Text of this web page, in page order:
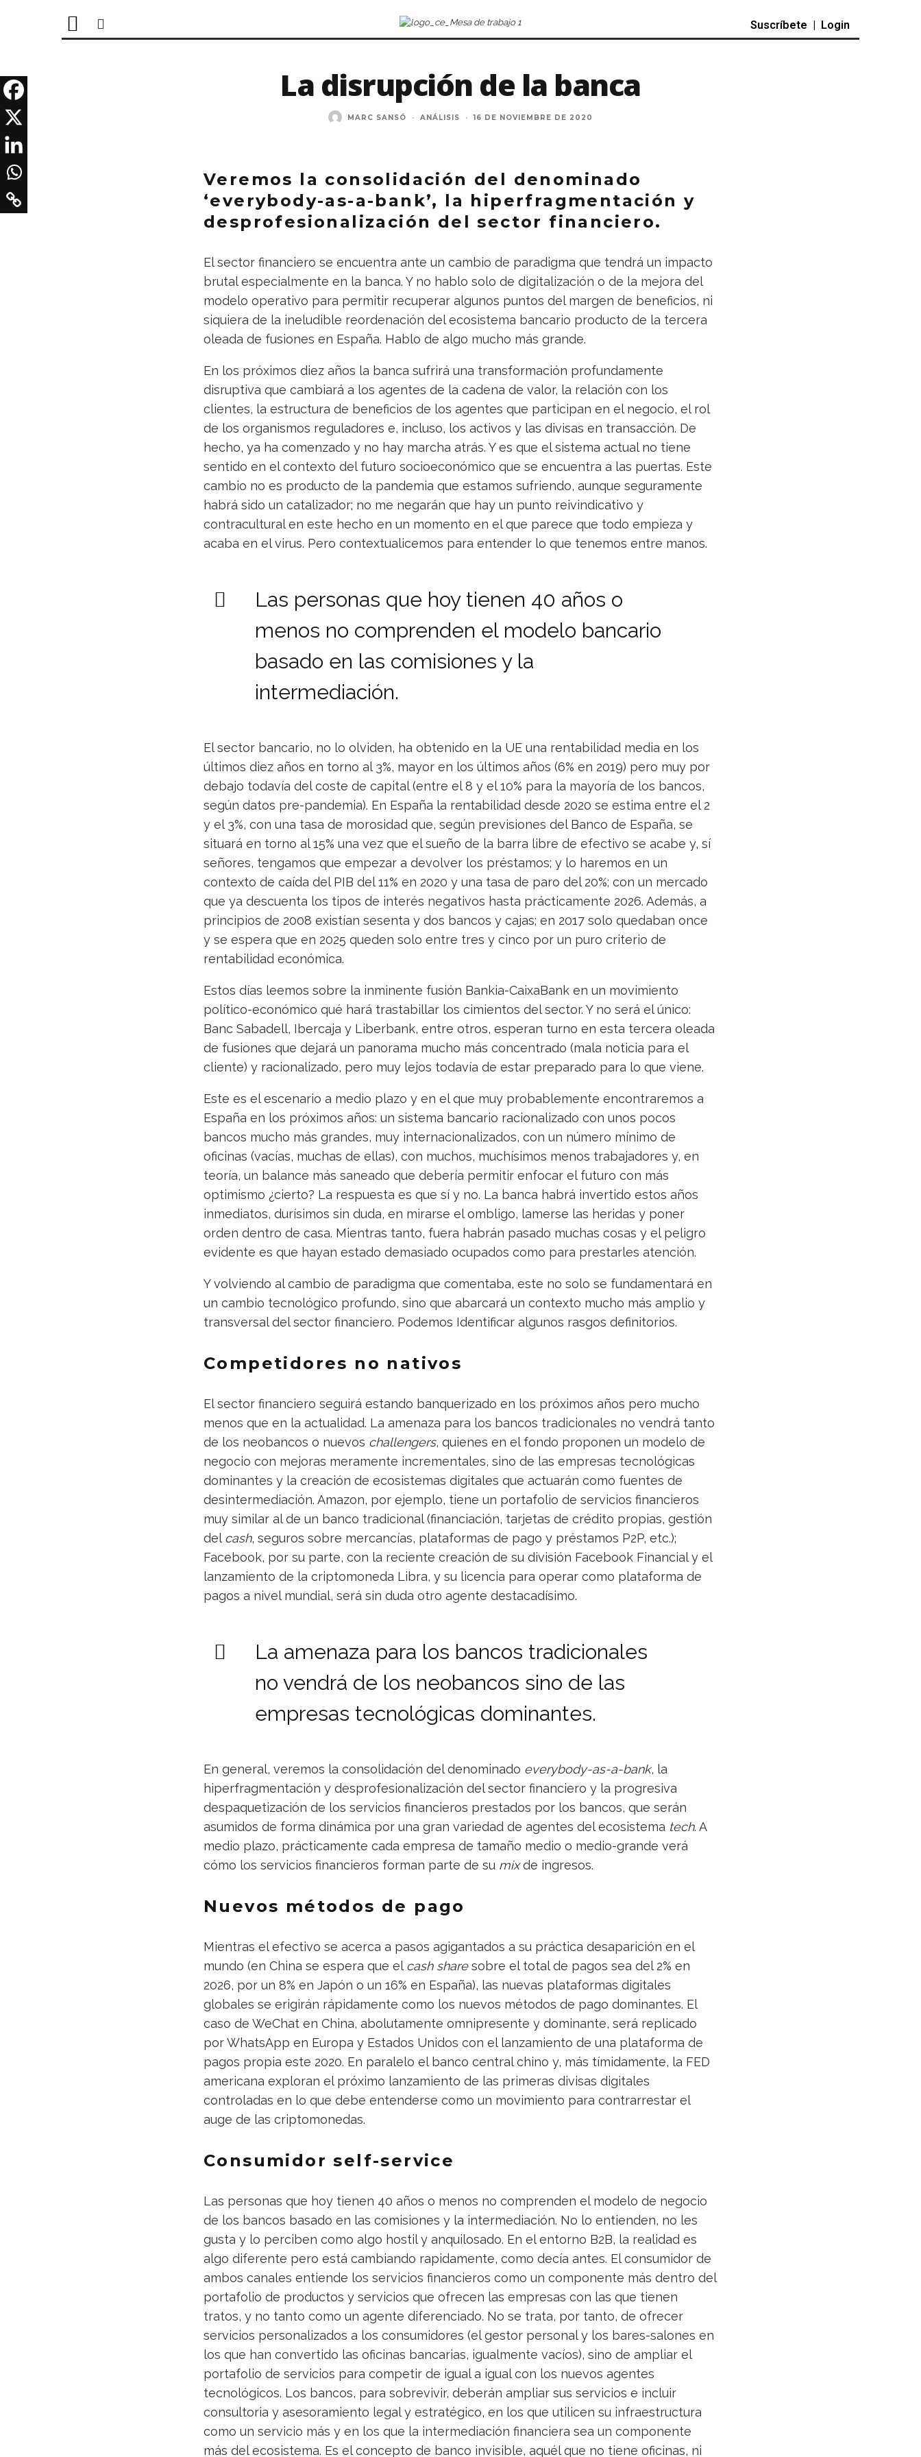
Suscríbete | Login
La disrupción de la banca
MARC SANSÓ · ANÁLISIS · 16 DE NOVIEMBRE DE 2020
Veremos la consolidación del denominado
‘everybody-as-a-bank’, la hiperfragmentación y
desprofesionalización del sector financiero.
El sector financiero se encuentra ante un cambio de paradigma que tendrá un impacto
brutal especialmente en la banca. Y no hablo solo de digitalización o de la mejora del
modelo operativo para permitir recuperar algunos puntos del margen de beneficios, ni
siquiera de la ineludible reordenación del ecosistema bancario producto de la tercera
oleada de fusiones en España. Hablo de algo mucho más grande.
En los próximos diez años la banca sufrirá una transformación profundamente
disruptiva que cambiará a los agentes de la cadena de valor, la relación con los
clientes, la estructura de beneficios de los agentes que participan en el negocio, el rol
de los organismos reguladores e, incluso, los activos y las divisas en transacción. De
hecho, ya ha comenzado y no hay marcha atrás. Y es que el sistema actual no tiene
sentido en el contexto del futuro socioeconómico que se encuentra a las puertas. Este
cambio no es producto de la pandemia que estamos sufriendo, aunque seguramente
habrá sido un catalizador; no me negarán que hay un punto reivindicativo y
contracultural en este hecho en un momento en el que parece que todo empieza y
acaba en el virus. Pero contextualicemos para entender lo que tenemos entre manos.
Las personas que hoy tienen 40 años o
menos no comprenden el modelo bancario
basado en las comisiones y la
intermediación.
El sector bancario, no lo olviden, ha obtenido en la UE una rentabilidad media en los
últimos diez años en torno al 3%, mayor en los últimos años (6% en 2019) pero muy por
debajo todavía del coste de capital (entre el 8 y el 10% para la mayoría de los bancos,
según datos pre-pandemia). En España la rentabilidad desde 2020 se estima entre el 2
y el 3%, con una tasa de morosidad que, según previsiones del Banco de España, se
situará en torno al 15% una vez que el sueño de la barra libre de efectivo se acabe y, sí
señores, tengamos que empezar a devolver los préstamos; y lo haremos en un
contexto de caída del PIB del 11% en 2020 y una tasa de paro del 20%; con un mercado
que ya descuenta los tipos de interés negativos hasta prácticamente 2026. Además, a
principios de 2008 existían sesenta y dos bancos y cajas; en 2017 solo quedaban once
y se espera que en 2025 queden solo entre tres y cinco por un puro criterio de
rentabilidad económica.
Estos días leemos sobre la inminente fusión Bankia-CaixaBank en un movimiento
político-económico qué hará trastabillar los cimientos del sector. Y no será el único:
Banc Sabadell, Ibercaja y Liberbank, entre otros, esperan turno en esta tercera oleada
de fusiones que dejará un panorama mucho más concentrado (mala noticia para el
cliente) y racionalizado, pero muy lejos todavía de estar preparado para lo que viene.
Este es el escenario a medio plazo y en el que muy probablemente encontraremos a
España en los próximos años: un sistema bancario racionalizado con unos pocos
bancos mucho más grandes, muy internacionalizados, con un número mínimo de
oficinas (vacías, muchas de ellas), con muchos, muchísimos menos trabajadores y, en
teoría, un balance más saneado que debería permitir enfocar el futuro con más
optimismo ¿cierto? La respuesta es que sí y no. La banca habrá invertido estos años
inmediatos, durísimos sin duda, en mirarse el ombligo, lamerse las heridas y poner
orden dentro de casa. Mientras tanto, fuera habrán pasado muchas cosas y el peligro
evidente es que hayan estado demasiado ocupados como para prestarles atención.
Y volviendo al cambio de paradigma que comentaba, este no solo se fundamentará en
un cambio tecnológico profundo, sino que abarcará un contexto mucho más amplio y
transversal del sector financiero. Podemos Identificar algunos rasgos definitorios.
Competidores no nativos
El sector financiero seguirá estando banquerizado en los próximos años pero mucho
menos que en la actualidad. La amenaza para los bancos tradicionales no vendrá tanto
de los neobancos o nuevos challengers, quienes en el fondo proponen un modelo de
negocio con mejoras meramente incrementales, sino de las empresas tecnológicas
dominantes y la creación de ecosistemas digitales que actuarán como fuentes de
desintermediación. Amazon, por ejemplo, tiene un portafolio de servicios financieros
muy similar al de un banco tradicional (financiación, tarjetas de crédito propias, gestión
del cash, seguros sobre mercancías, plataformas de pago y préstamos P2P, etc.);
Facebook, por su parte, con la reciente creación de su división Facebook Financial y el
lanzamiento de la criptomoneda Libra, y su licencia para operar como plataforma de
pagos a nivel mundial, será sin duda otro agente destacadísimo.
La amenaza para los bancos tradicionales
no vendrá de los neobancos sino de las
empresas tecnológicas dominantes.
En general, veremos la consolidación del denominado everybody-as-a-bank, la
hiperfragmentación y desprofesionalización del sector financiero y la progresiva
despaquetización de los servicios financieros prestados por los bancos, que serán
asumidos de forma dinámica por una gran variedad de agentes del ecosistema tech. A
medio plazo, prácticamente cada empresa de tamaño medio o medio-grande verá
cómo los servicios financieros forman parte de su mixde ingresos.
Nuevos métodos de pago
Mientras el efectivo se acerca a pasos agigantados a su práctica desaparición en el
mundo (en China se espera que el cash sharesobre el total de pagos sea del 2% en
2026, por un 8% en Japón o un 16% en España), las nuevas plataformas digitales
globales se erigirán rápidamente como los nuevos métodos de pago dominantes. El
caso de WeChat en China, abolutamente omnipresente y dominante, será replicado
por WhatsApp en Europa y Estados Unidos con el lanzamiento de una plataforma de
pagos propia este 2020. En paralelo el banco central chino y, más tímidamente, la FED
americana exploran el próximo lanzamiento de las primeras divisas digitales
controladas en lo que debe entenderse como un movimiento para contrarrestar el
auge de las criptomonedas.
Consumidor self-service
Las personas que hoy tienen 40 años o menos no comprenden el modelo de negocio
de los bancos basado en las comisiones y la intermediación. No lo entienden, no les
gusta y lo perciben como algo hostil y anquilosado. En el entorno B2B, la realidad es
algo diferente pero está cambiando rapidamente, como decía antes. El consumidor de
ambos canales entiende los servicios financieros como un componente más dentro del
portafolio de productos y servicios que ofrecen las empresas con las que tienen
tratos, y no tanto como un agente diferenciado. No se trata, por tanto, de ofrecer
servicios personalizados a los consumidores (el gestor personal y los bares-salones en
los que han convertido las oficinas bancarias, igualmente vacíos), sino de ampliar el
portafolio de servicios para competir de igual a igual con los nuevos agentes
tecnológicos. Los bancos, para sobrevivir, deberán ampliar sus servicios e incluir
consultoria y asesoramiento legal y estratégico, en los que utilicen su infraestructura
como un servicio más y en los que la intermediación financiera sea un componente
más del ecosistema. Es el concepto de banco invisible, aquél que no tiene oficinas, ni